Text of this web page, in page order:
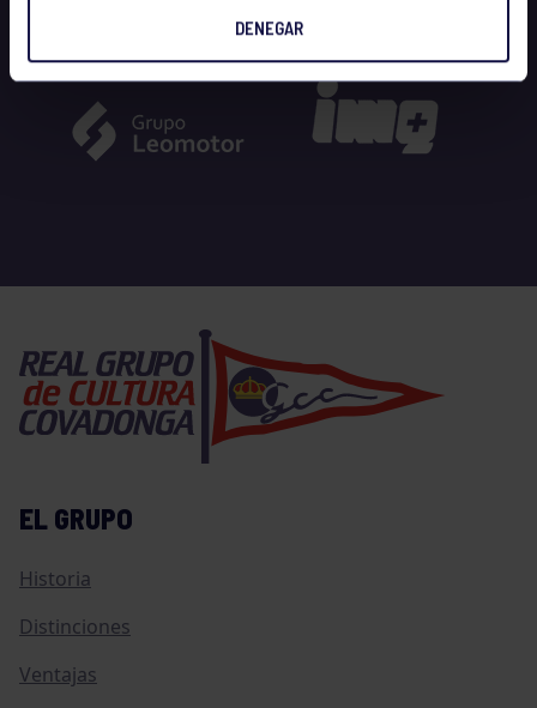
DENEGAR
EL GRUPO
Historia
Distinciones
Ventajas